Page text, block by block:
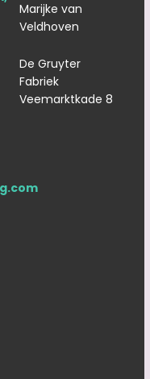
Marijke van
Veldhoven
De Gruyter
Fabriek
Veemarktkade 8